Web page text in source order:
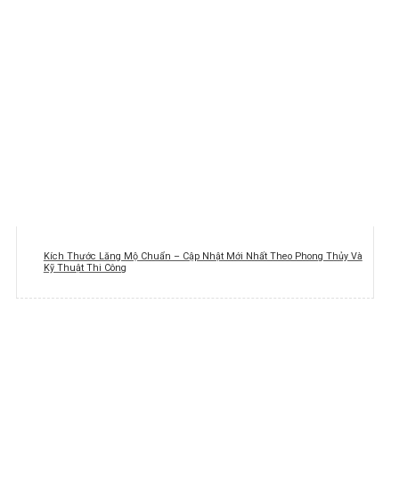
Kích Thước Lăng Mộ Chuẩn – Cập Nhật Mới Nhất Theo Phong Thủy Và
Kỹ Thuật Thi Công